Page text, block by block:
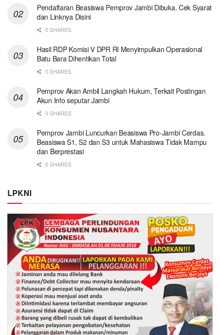
Pendaftaran Beasiswa Pemprov Jambi Dibuka. Cek Syarat
dan Linknya Disini
0 SHARES
Hasil RDP Komisi V DPR RI Menyimpulkan Operasional
Batu Bara Dihentikan Total
0 SHARES
Pemprov Akan Ambil Langkah Hukum, Terkait Postingan
Akun Info seputar Jambi
0 SHARES
Pemprov Jambi Luncurkan Beasiswa Pro-Jambi Cerdas.
Beasiswa S1, S2 dan S3 untuk Mahasiswa Tidak Mampu
dan Berprestasi
0 SHARES
LPKNI